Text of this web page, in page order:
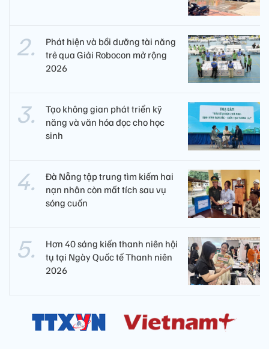
Phát hiện và bồi dưỡng tài năng
trẻ qua Giải Robocon mở rộng
2026
Tạo không gian phát triển kỹ
năng và văn hóa đọc cho học
sinh
Đà Nẵng tập trung tìm kiếm hai
nạn nhân còn mất tích sau vụ
sóng cuốn
Hơn 40 sáng kiến thanh niên hội
tụ tại Ngày Quốc tế Thanh niên
2026